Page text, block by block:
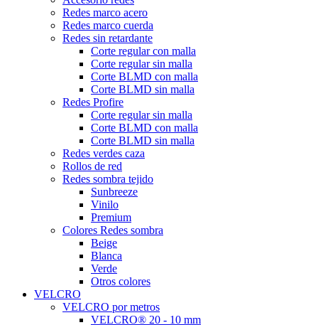
Redes marco acero
Redes marco cuerda
Redes sin retardante
Corte regular con malla
Corte regular sin malla
Corte BLMD con malla
Corte BLMD sin malla
Redes Profire
Corte regular sin malla
Corte BLMD con malla
Corte BLMD sin malla
Redes verdes caza
Rollos de red
Redes sombra tejido
Sunbreeze
Vinilo
Premium
Colores Redes sombra
Beige
Blanca
Verde
Otros colores
VELCRO
VELCRO por metros
VELCRO® 20 - 10 mm